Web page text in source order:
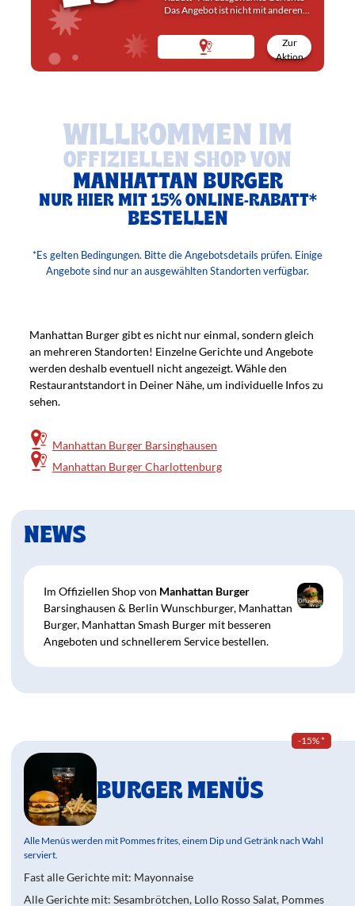
Das Angebot ist nicht mit anderen
Zur
Aktion
WILLKOMMEN IM
OFFIZIELLEN SHOP VON
MANHATTAN BURGER
NUR HIER MIT 15% ONLINE-RABATT*
BESTELLEN
*Es gelten Bedingungen. Bitte die Angebotsdetails prüfen. Einige
Angebote sind nur an ausgewählten Standorten verfügbar.
Franchise-Unternehmen
Manhattan Burger gibt es nicht nur einmal, sondern gleich
an mehreren Standorten! Einzelne Gerichte und Angebote
werden deshalb eventuell nicht angezeigt.Wähle den
Restaurantstandort in Deiner Nähe, um individuelle Infos zu
sehen.
Manhattan Burger Barsinghausen
Manhattan Burger Charlottenburg
NEWS
Im Offiziellen Shop von Manhattan Burger
Barsinghausen & Berlin Wunschburger, Manhattan
Burger, Manhattan Smash Burger mit besseren
Angeboten und schnellerem Service bestellen.
-15%*
BURGER MENÜS
Alle Menüs werden mit Pommes frites, einem Dip und Getränk nach Wahl
serviert.
Fast alle Gerichte mit: Mayonnaise
Alle Gerichte mit: Sesambrötchen, Lollo Rosso Salat, Pommes